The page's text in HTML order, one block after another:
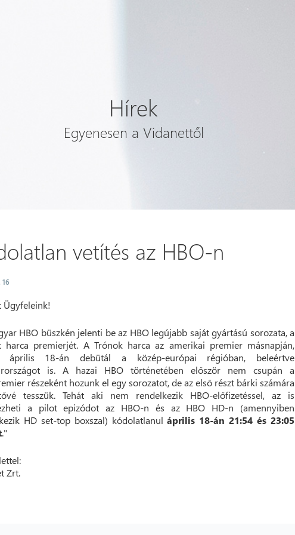
Hírek
Egyenesen a Vidanettől
vetítés az HBO-n
16
Ügyfeleink!
HBO büszkén jelenti be az HBO legújabb saját gyártású sorozata, a
harca premierjét. A Trónok harca az amerikai premier másnapján,
április 18-án debütál a közép-európai régióban, beleértve
is. A hazai HBO történetében először nem csupán a
részeként hozunk el egy sorozatot, de az első részt bárki számára
tesszük. Tehát aki nem rendelkezik HBO-előfizetéssel, az is
a pilot epizódot az HBO-n és az HBO HD-n (amennyiben
HD set-top boxszal) kódolatlanuláprilis 18-án 21:54 és 23:05
."
Zrt.